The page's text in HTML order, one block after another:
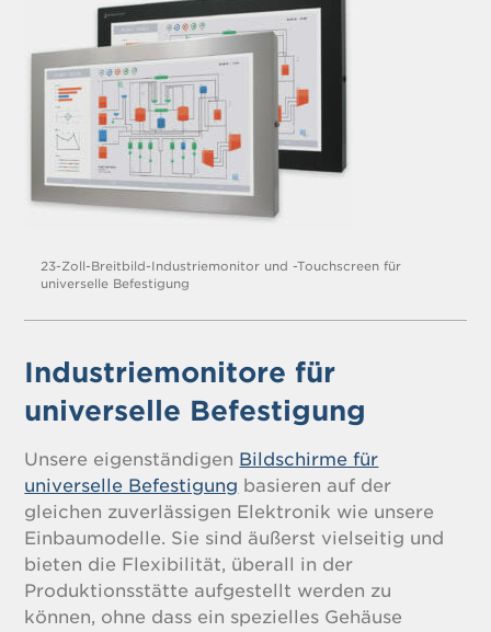
23-Zoll-Breitbild-Industriemonitor und -Touchscreen für
universelle Befestigung
Industriemonitore für
universelle Befestigung
Unsere eigenständigen Bildschirme für
universelle Befestigung basieren auf der
gleichen zuverlässigen Elektronik wie unsere
Einbaumodelle. Sie sind äußerst vielseitig und
bieten die Flexibilität, überall in der
Produktionsstätte aufgestellt werden zu
können, ohne dass ein spezielles Gehäuse